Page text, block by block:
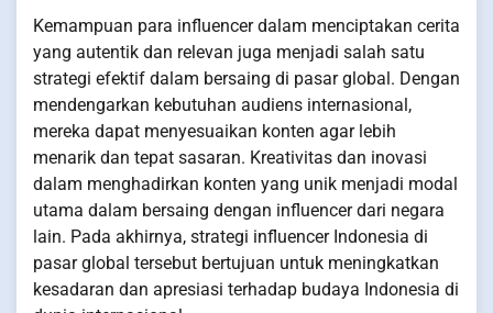
Kemampuan para influencer dalam menciptakan cerita
yang autentik dan relevan juga menjadi salah satu
strategi efektif dalam bersaing di pasar global. Dengan
mendengarkan kebutuhan audiens internasional,
mereka dapat menyesuaikan konten agar lebih
menarik dan tepat sasaran. Kreativitas dan inovasi
dalam menghadirkan konten yang unik menjadi modal
utama dalam bersaing dengan influencer dari negara
lain. Pada akhirnya, strategi influencer Indonesia di
pasar global tersebut bertujuan untuk meningkatkan
kesadaran dan apresiasi terhadap budaya Indonesia di